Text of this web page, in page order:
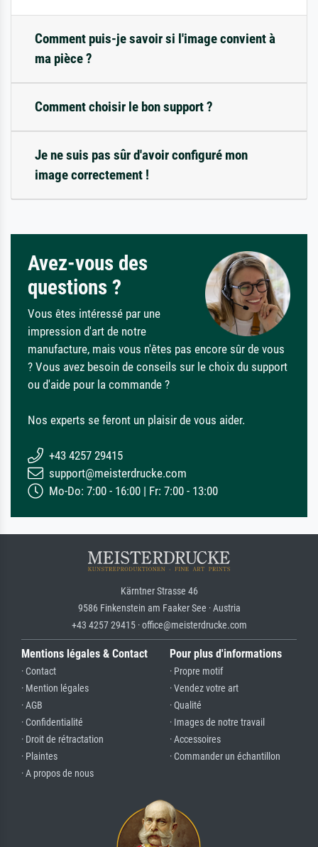
Comment puis-je savoir si l'image convient à
ma pièce ?
Comment choisir le bon support ?
Je ne suis pas sûr d'avoir configuré mon
image correctement !
Avez-vous des
questions ?
Vous êtes intéressé par une
impression d'art de notre
manufacture, mais vous n'êtes pas encore sûr de vous
? Vous avez besoin de conseils sur le choix du support
ou d'aide pour la commande ?
Nos experts se feront un plaisir de vous aider.
+43 4257 29415
support@meisterdrucke.com
Mo-Do: 7:00 - 16:00 | Fr: 7:00 - 13:00
Kärntner Strasse 46
9586 Finkenstein am Faaker See · Austria
+43 4257 29415 · office@meisterdrucke.com
Mentions légales & Contact
· Contact
· Mention légales
· AGB
· Confidentialité
· Droit de rétractation
· Plaintes
· A propos de nous
Pour plus d'informations
· Propre motif
· Vendez votre art
· Qualité
· Images de notre travail
· Accessoires
· Commander un échantillon